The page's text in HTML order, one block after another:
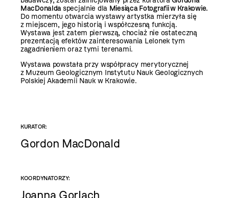
MacDonaldaspecjalnie dla Miesiąca Fotografii w Krakowie.
Do momentu otwarcia wystawy artystka mierzyła się
z miejscem, jego historią i współczesną funkcją.
Wystawa jest zatem pierwszą, chociaż nie ostateczną
prezentacją efektów zainteresowania Lelonek tym
zagadnieniem oraz tymi terenami.
Wystawa powstała przy współpracy merytorycznej
z Muzeum Geologicznym Instytutu Nauk Geologicznych
Polskiej Akademii Nauk w Krakowie.
KURATOR:
Gordon MacDonald
KOORDYNATORZY:
Joanna Gorlach